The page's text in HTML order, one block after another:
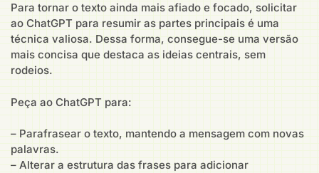
Para tornar o texto ainda mais afiado e focado, solicitar
ao ChatGPT para resumir as partes principais é uma
técnica valiosa. Dessa forma, consegue-se uma versão
mais concisa que destaca as ideias centrais, sem
rodeios.
Peça ao ChatGPT para:
– Parafrasear o texto, mantendo a mensagem com novas
palavras.
– Alterar a estrutura das frases para adicionar